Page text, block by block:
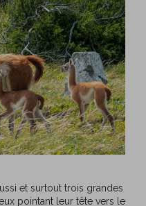
et surtout trois grandes
pointant leur tête vers le